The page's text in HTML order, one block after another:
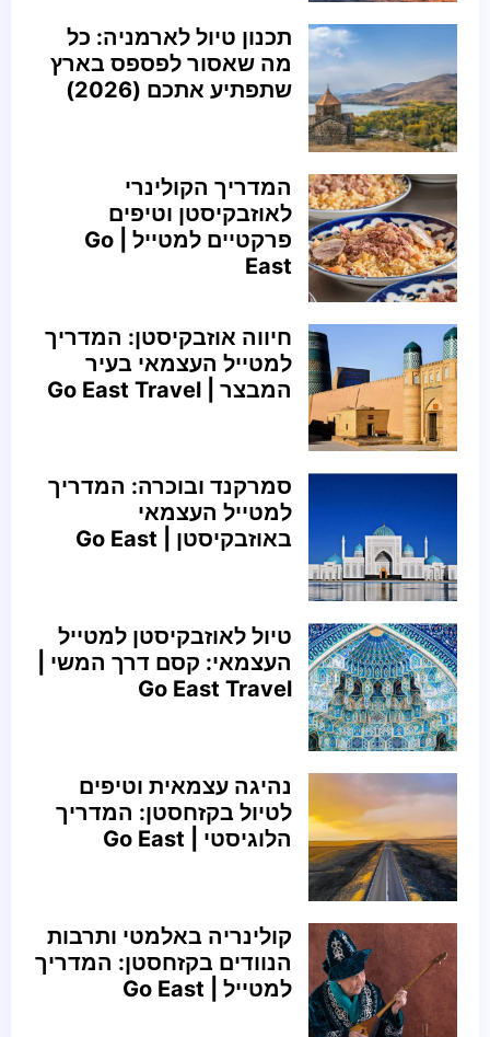
תכנון טיול לארמניה: כל
מה שאסור לפספס בארץ
שתפתיע אתכם (2026)
המדריך הקולינרי
לאוזבקיסטן וטיפים
פרקטיים למטייל | Go
East
חיווה אוזבקיסטן: המדריך
למטייל העצמאי בעיר
המבצר | Go East Travel
סמרקנד ובוכרה: המדריך
למטייל העצמאי
באוזבקיסטן | Go East
טיול לאוזבקיסטן למטייל
העצמאי: קסם דרך המשי |
Go East Travel
נהיגה עצמאית וטיפים
לטיול בקזחסטן: המדריך
הלוגיסטי | Go East
קולינריה באלמטי ותרבות
הנוודים בקזחסטן: המדריך
למטייל | Go East